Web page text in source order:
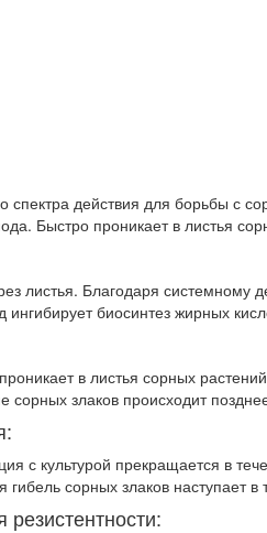
спектра действия для борьбы с
Быстро проникает в листья
листья. Благодаря системному
биосинтез жирных
в листья сорных
сорных злаков происходит
с культурой прекращается в
сорных злаков насту­пает